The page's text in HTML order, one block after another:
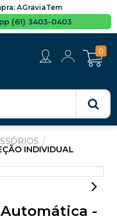
AGraviaTem
(61) 3403-0403
0
INDIVIDUAL
Automática -